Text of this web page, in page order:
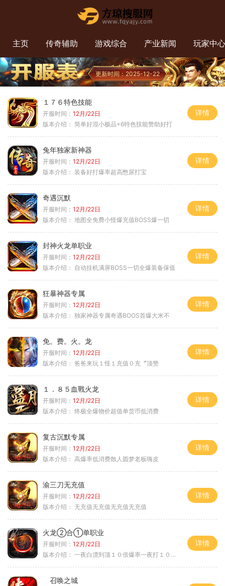
主页 传奇辅助 游戏综合 产业新闻 玩家中心
更新时间：2025-12-22
１７６特色技能
开服时间： 12月/22日
版本介绍： 简单好混小极品+6特色技能赞助好打
详情
兔年独家新神器
开服时间： 12月/22日
版本介绍： 装备好打爆率超高憋尿打宝
详情
奇遇沉默
开服时间： 12月/22日
版本介绍： 地图全免费小怪爆充值BOSS爆一切
详情
封神火龙单职业
开服时间： 12月/22日
版本介绍： 自动挂机满屏BOSS一切全爆装备保值
详情
狂暴神器专属
开服时间： 12月/22日
版本介绍： 独家神器专属奇遇BOOS首爆大米不
详情
免。费。火。龙
开服时间： 12月/22日
版本介绍： 爸爸来玩１怪１充值０充〞顶赞
详情
１．８５血戰火龙
开服时间： 12月/22日
版本介绍： 终极全爆物价超值单货币低消费
详情
复古沉默专属
开服时间： 12月/22日
版本介绍： 高爆率低消费散人圆梦老板嗨皮
详情
渝三刀无充值
开服时间： 12月/22日
版本介绍： 无充值无充值无充值无充值
详情
火龙②合①单职业
开服时间： 12月/22日
版本介绍： 一夜白漂到顶１０倍爆率一夜打１０００充
详情
召唤之城